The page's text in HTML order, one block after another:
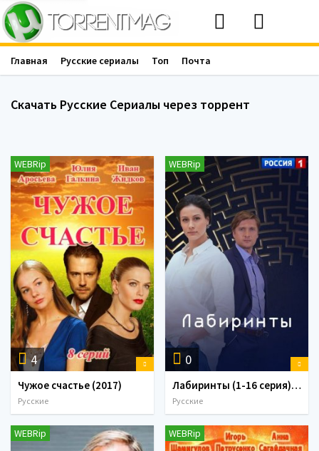
Скачать Русские Сериалы через торрент
4
WEBRip
Чужое счастье (2017)
Русские
0
WEBRip
Лабиринты (1-16 серия) (2018)
Русские
WEBRip WEBRip
Главная Русские сериалы Топ Почта